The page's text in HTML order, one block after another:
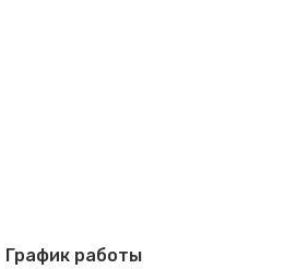
График работы